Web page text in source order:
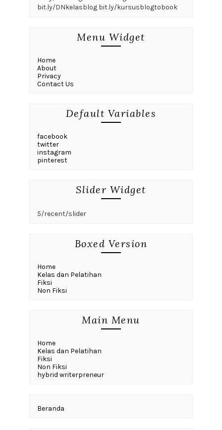
bit.ly/DNkelasblog bit.ly/kursusblogtobook
Menu Widget
Home
About
Privacy
Contact Us
Default Variables
facebook
twitter
instagram
pinterest
Slider Widget
5/recent/slider
Boxed Version
Home
Kelas dan Pelatihan
Fiksi
Non Fiksi
Main Menu
Home
Kelas dan Pelatihan
Fiksi
Non Fiksi
hybrid writerpreneur
Beranda